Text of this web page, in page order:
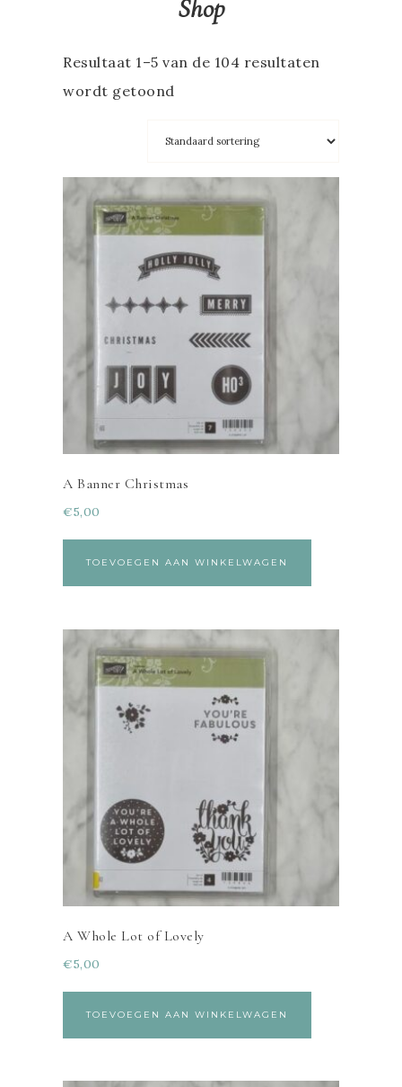
Shop
Resultaat 1–5 van de 104 resultaten
wordt getoond
A Banner Christmas
€5,00
TOEVOEGEN AAN WINKELWAGEN
A Whole Lot of Lovely
€5,00
TOEVOEGEN AAN WINKELWAGEN